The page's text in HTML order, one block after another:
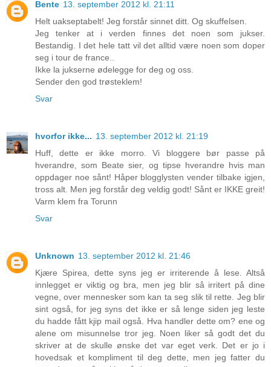
Bente 13. september 2012 kl. 21:11
Helt uakseptabelt! Jeg forstår sinnet ditt. Og skuffelsen.
Jeg tenker at i verden finnes det noen som jukser.
Bestandig. I det hele tatt vil det alltid være noen som doper
seg i tour de france..
Ikke la jukserne ødelegge for deg og oss.
Sender den god trøsteklem!
Svar
hvorfor ikke... 13. september 2012 kl. 21:19
Huff, dette er ikke morro. Vi bloggere bør passe på
hverandre, som Beate sier, og tipse hverandre hvis man
oppdager noe sånt! Håper blogglysten vender tilbake igjen,
tross alt. Men jeg forstår deg veldig godt! Sånt er IKKE greit!
Varm klem fra Torunn
Svar
Unknown 13. september 2012 kl. 21:46
Kjære Spirea, dette syns jeg er irriterende å lese. Altså
innlegget er viktig og bra, men jeg blir så irritert på dine
vegne, over mennesker som kan ta seg slik til rette. Jeg blir
sint også, for jeg syns det ikke er så lenge siden jeg leste
du hadde fått kjip mail også. Hva handler dette om? ene og
alene om misunnelse tror jeg. Noen liker så godt det du
skriver at de skulle ønske det var eget verk. Det er jo i
hovedsak et kompliment til deg dette, men jeg fatter du